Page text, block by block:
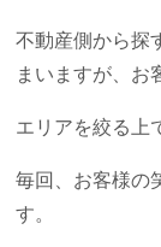
不動産側から探
まいますが、お
エリアを絞る上
毎回、お客様の
す。